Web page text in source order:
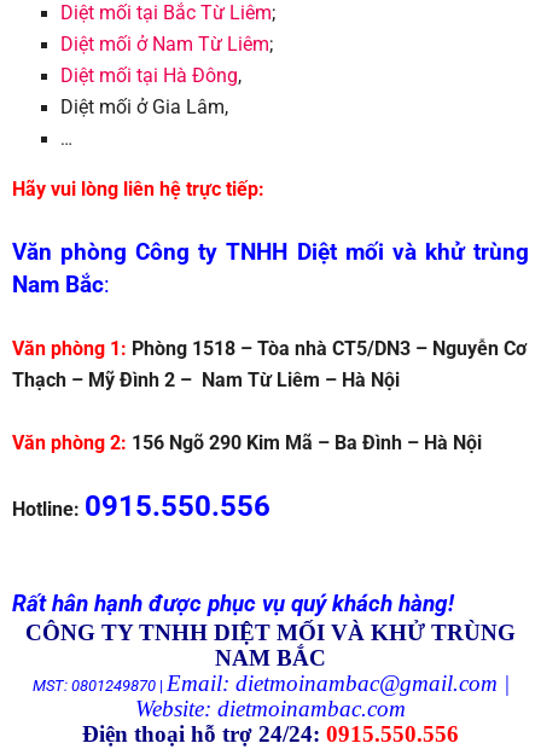
Diệt mối tại Bắc Từ Liêm;
Diệt mối ở Nam Từ Liêm;
Diệt mối tại Hà Đông,
Diệt mối ở Gia Lâm,
…
Hãy vui lòng liên hệ trực tiếp:
Văn phòng Công ty TNHH Diệt mối và khử trùng
Nam Bắc:
Văn phòng 1: Phòng 1518 – Tòa nhà CT5/DN3 – Nguyễn Cơ
Thạch – Mỹ Đình 2 – Nam Từ Liêm – Hà Nội
Văn phòng 2: 156 Ngõ 290 Kim Mã – Ba Đình – Hà Nội
Hotline: 0915.550.556
Rất hân hạnh được phục vụ quý khách hàng!
CÔNG TY TNHH DIỆT MỐI VÀ KHỬ TRÙNG
NAM BẮC
MST: 0801249870| Email: dietmoinambac@gmail.com |
Website: dietmoinambac.com
Điện thoại hỗ trợ 24/24: 0915.550.556